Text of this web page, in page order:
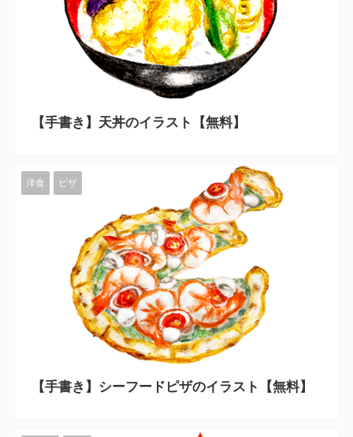
【手書き】天丼のイラスト【無料】
洋食 ピザ
【手書き】シーフードピザのイラスト【無料】